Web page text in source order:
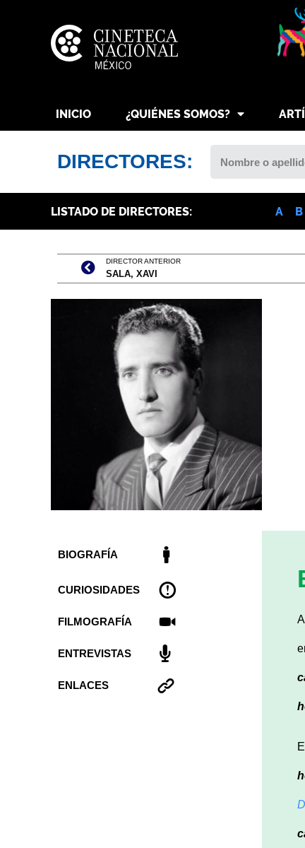
INICIO ¿QUIÉNES SOMOS?
DIRECTORES:
LISTADO DE DIRECTORES: A B
DIRECTOR ANTERIOR
SALA, XAVI
BIOGRAFÍA
CURIOSIDADES
FILMOGRAFÍA
ENTREVISTAS
ENLACES